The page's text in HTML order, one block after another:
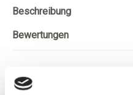
Beschreibung
Bewertungen